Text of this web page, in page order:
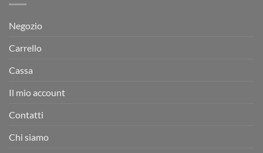
Negozio
Carrello
Cassa
Il mio account
Contatti
Chi siamo